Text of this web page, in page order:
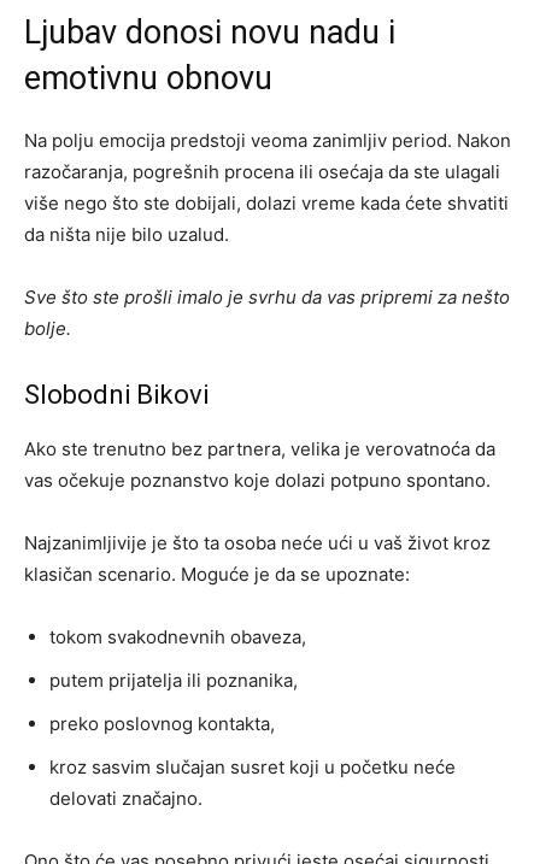
Ljubav donosi novu nadu i
emotivnu obnovu
Na polju emocija predstoji veoma zanimljiv period. Nakon
razočaranja, pogrešnih procena ili osećaja da ste ulagali
više nego što ste dobijali, dolazi vreme kada ćete shvatiti
da ništa nije bilo uzalud.
Sve što ste prošli imalo je svrhu da vas pripremi za nešto
bolje.
Slobodni Bikovi
Ako ste trenutno bez partnera, velika je verovatnoća da
vas očekuje poznanstvo koje dolazi potpuno spontano.
Najzanimljivije je što ta osoba neće ući u vaš život kroz
klasičan scenario. Moguće je da se upoznate:
tokom svakodnevnih obaveza,
putem prijatelja ili poznanika,
preko poslovnog kontakta,
kroz sasvim slučajan susret koji u početku neće
delovati značajno.